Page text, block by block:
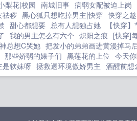
梨花|校园 南城旧事 病弱女配被迫上岗
祛秽 黑心狐只想吃掉男主|快穿 快穿之
甜心都想要 总有人想独占她 【快穿
我的男主怎么有六个 炽阳之痕 [快穿]
总想C哭她 把发小的弟弟画进黄漫掉马
那些娇弱的婊子们 黑莲花的上位 今天
是软妹呀 拯救退环境傲娇男主 酒醒前想